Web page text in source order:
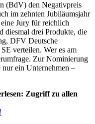
(BdV) den Negativpreis
im zehnten Jubiläumsjahr
Jury für reichlich
diesmal drei Produkte, die
DFV Deutsche
verteilen. Wer es am
Zur Nominierung
ein Unternehmen –
Zugriff zu allen